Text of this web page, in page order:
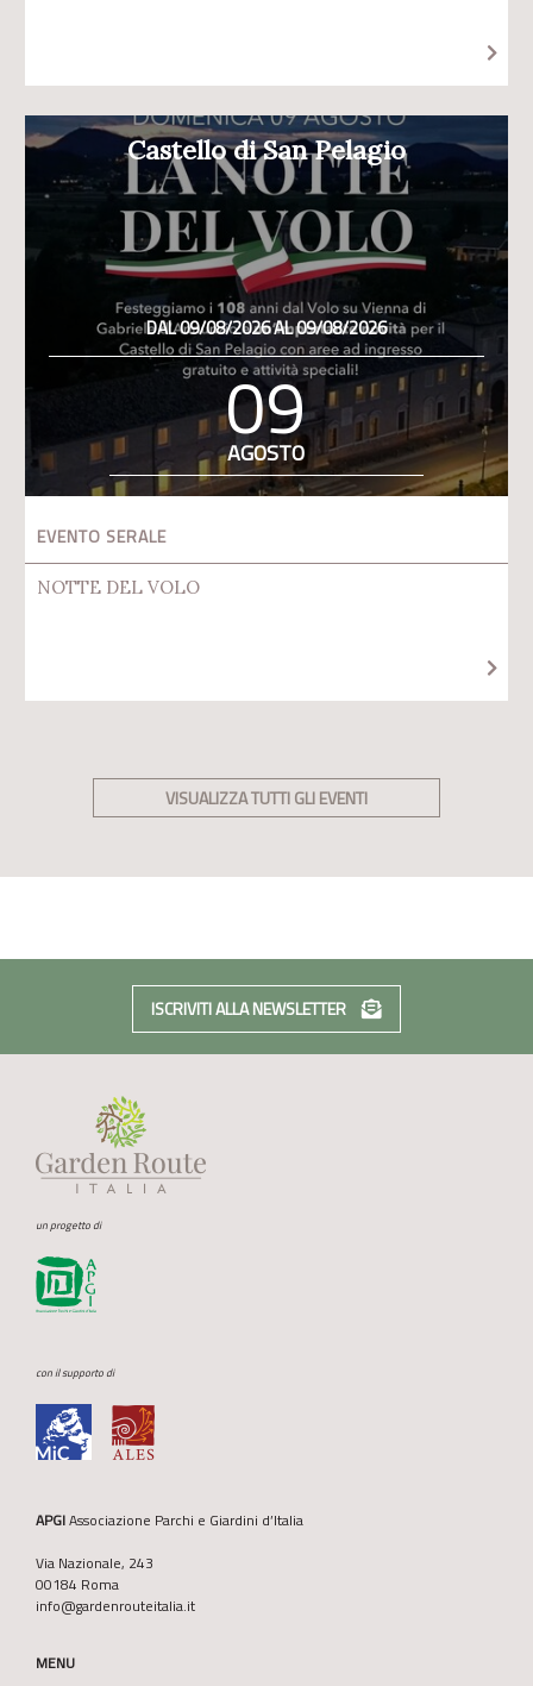
Castello di San Pelagio
DAL 09/08/2026 AL 09/08/2026
09
AGOSTO
EVENTO SERALE
NOTTE DEL VOLO
VISUALIZZA TUTTI GLI EVENTI
ISCRIVITI ALLA NEWSLETTER
un progetto di
con il supporto di
APGIAssociazione Parchi e Giardini d’Italia
Via Nazionale, 243
00184 Roma
info@gardenrouteitalia.it
MENU